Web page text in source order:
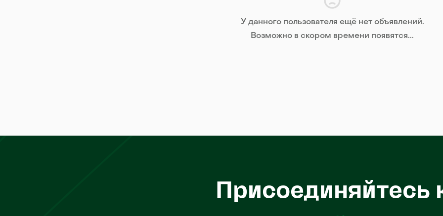
У данного пользователя ещё нет объявлений.
Возможно в скором времени появятся...
Присоединяйтесь